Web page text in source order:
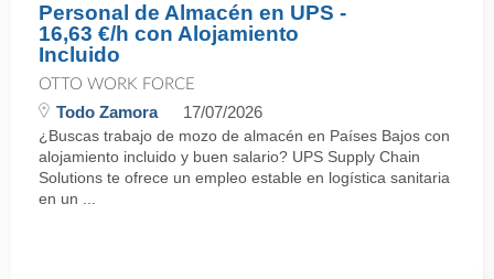
Personal de Almacén en UPS -
16,63 €/h con Alojamiento
Incluido
OTTO WORK FORCE
Todo Zamora 17/07/2026
¿Buscas trabajo de mozo de almacén en Países Bajos con
alojamiento incluido y buen salario? UPS Supply Chain
Solutions te ofrece un empleo estable en logística sanitaria
en un ...